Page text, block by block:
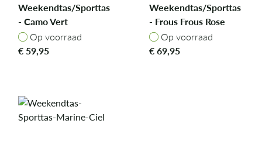
Weekendtas/Sporttas
- Camo Vert
Op voorraad
Op voorraad
€ 59,95
Weekendtas/Sporttas
- Frous Frous Rose
Op voorraad
Op voorraad
€69,95